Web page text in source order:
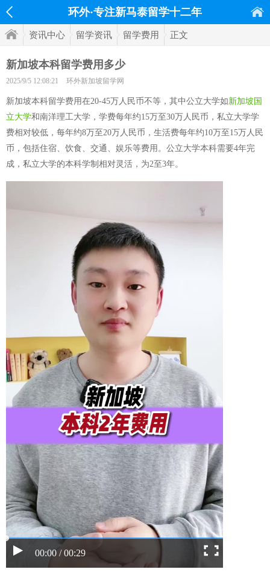
环外·专注新马泰留学十二年
资讯中心 留学资讯 留学费用 正文
新加坡本科留学费用多少
2025/9/5 12:08:21 环外新加坡留学网
新加坡本科留学费用在20-45万人民币不等，其中公立大学如新加坡国
立大学和南洋理工大学，学费每年约15万至30万人民币，私立大学学
费相对较低，每年约8万至20万人民币，生活费每年约10万至15万人民
币，包括住宿、饮食、交通、娱乐等费用。公立大学本科需要4年完
成，私立大学的本科学制相对灵活，为2至3年。
00:00 / 00:29